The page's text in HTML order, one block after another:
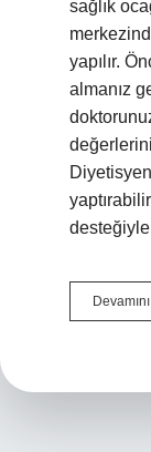
sağlık
yapılır.
almanız